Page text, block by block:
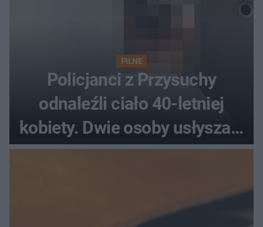
PILNE
Policjanci z Przysuchy
odnaleźli ciało 40-letniej
kobiety. Dwie osoby usłyszały
zarzut zabójstwa